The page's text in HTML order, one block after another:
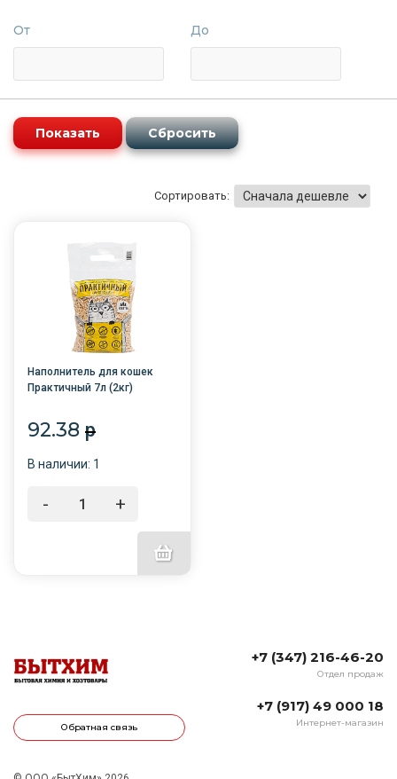
От До
Сортировать:
Наполнитель для кошек
Практичный 7л (2кг)
92.38 p
В наличии: 1
- +
Обратная связь
+7 (347) 216-46-20
Отдел продаж
+7 (917) 49 000 18
Интернет-магазин